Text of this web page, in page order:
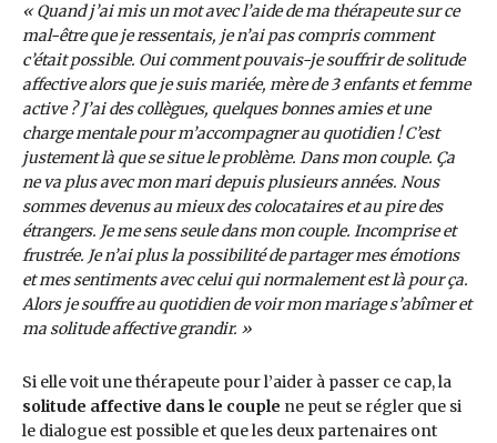
« Quand j’ai mis un mot avec l’aide de ma thérapeute sur ce
mal-être que je ressentais, je n’ai pas compris comment
c’était possible. Oui comment pouvais-je souffrir de solitude
affective alors que je suis mariée, mère de 3 enfants et femme
active ? J’ai des collègues, quelques bonnes amies et une
charge mentale pour m’accompagner au quotidien ! C’est
justement là que se situe le problème. Dans mon couple. Ça
ne va plus avec mon mari depuis plusieurs années. Nous
sommes devenus au mieux des colocataires et au pire des
étrangers. Je me sens seule dans mon couple. Incomprise et
frustrée. Je n’ai plus la possibilité de partager mes émotions
et mes sentiments avec celui qui normalement est là pour ça.
Alors je souffre au quotidien de voir mon mariage s’abîmer et
ma solitude affective grandir. »
Si elle voit une thérapeute pour l’aider à passer ce cap, la
solitude affective dans le couple ne peut se régler que si
le dialogue est possible et que les deux partenaires ont